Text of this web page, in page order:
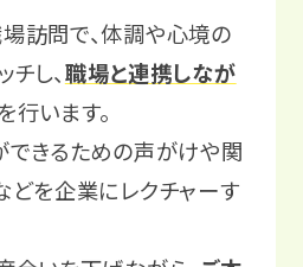
訪問で、体調や心境の
し、職場と連携しなが
行います。
できるための声がけや関
どを企業にレクチャーす